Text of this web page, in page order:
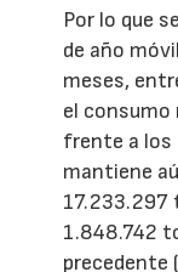
Por lo que
de año
meses,
el
frente a los
mantiene
17.233.297
1.848.742
precedente